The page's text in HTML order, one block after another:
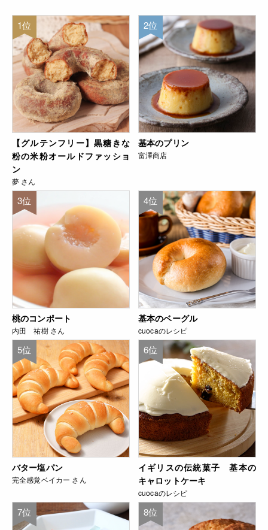
1位
【グルテンフリー】黒糖きな
粉の米粉オールドファッショ
ン
夢 さん
2位
基本のプリン
富澤商店
3位
桃のコンポート
内田 祐樹 さん
4位
基本のベーグル
cuocaのレシピ
5位
バター塩パン
完全感覚ベイカー さん
6位
イギリスの伝統菓子 基本の
キャロットケーキ
cuocaのレシピ
7位 8位